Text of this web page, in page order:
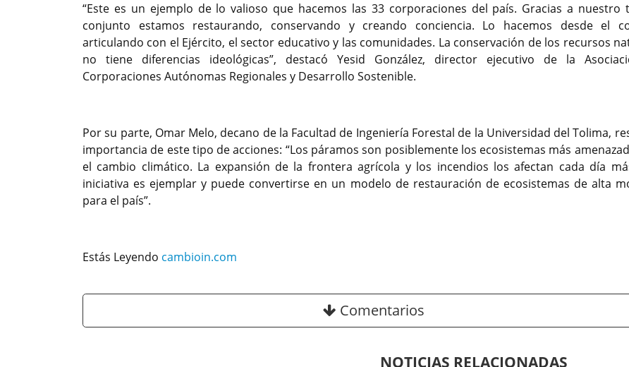
“Este es un ejemplo de lo valioso que hacemos las 33 corporaciones del país. Gracias a nuestro
conjunto estamos restaurando, conservando y creando conciencia. Lo hacemos desde el
articulando con el Ejército, el sector educativo y las comunidades. La conservación de los recursos
no tiene diferencias ideológicas”, destacó Yesid González, director ejecutivo de la
Corporaciones Autónomas Regionales y Desarrollo Sostenible.
Por su parte, Omar Melo, decano de la Facultad de Ingeniería Forestal de la Universidad del Tolima,
importancia de este tipo de acciones: “Los páramos son posiblemente los ecosistemas más
el cambio climático. La expansión de la frontera agrícola y los incendios los afectan cada día
iniciativa es ejemplar y puede convertirse en un modelo de restauración de ecosistemas de alta
para el país”.
Estás Leyendo cambioin.com
Comentarios
NOTICIAS RELACIONADAS